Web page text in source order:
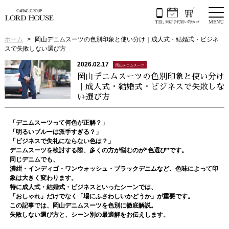
ホーム
岡山デニムスーツの色別印象と使い分け｜成人式・結婚式・ビジネ
スで失敗しない選び方
2026.02.17 岡山デニムスーツ
岡山デニムスーツの色別印象と使い分け
｜成人式・結婚式・ビジネスで失敗しな
い選び方
「デニムスーツって何色が正解？」
「明るいブルーは派手すぎる？」
「ビジネスで失礼にならない色は？」
デニムスーツを検討する際、多くの方が悩むのが“色選び”です。
同じデニムでも、
濃紺・インディゴ・ワンウォッシュ・ブラックデニムなど、色味によって印
象は大きく変わります。
特に成人式・結婚式・ビジネスといったシーンでは、
「おしゃれ」だけでなく「場にふさわしいかどうか」が重要です。
この記事では、岡山デニムスーツを色別に徹底解説。
失敗しない選び方と、シーン別の最適解をお伝えします。